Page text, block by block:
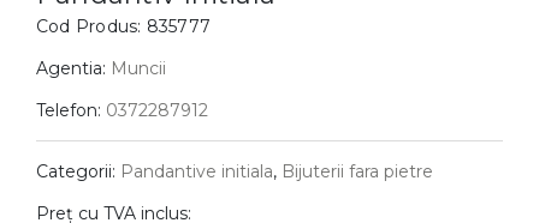
Bratari
Coliere
Lanturi
Pandantive
Cod Produs: 835777
Agentia: Muncii
Telefon: 0372287912
Categorii: Pandantive initiala, Bijuterii fara pietre
Preț cu TVA inclus: